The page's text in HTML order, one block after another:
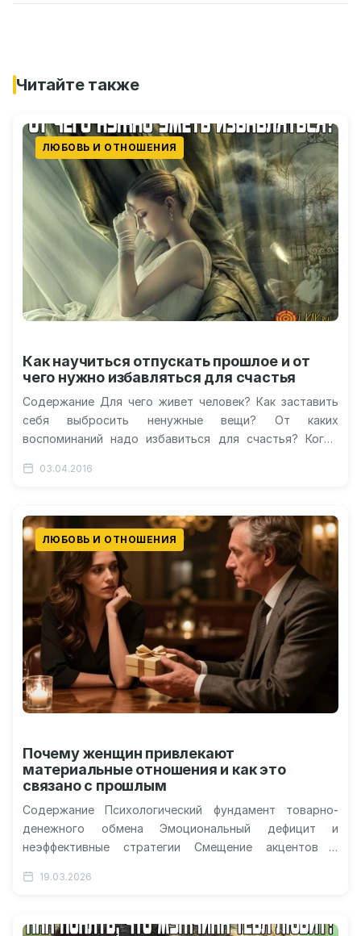
Читайте также
ЛЮБОВЬ И ОТНОШЕНИЯ
Как научиться отпускать прошлое и от
чего нужно избавляться для счастья
Содержание Для чего живет человек? Как заставить
себя выбросить ненужные вещи? От каких
воспоминаний надо избавиться для счастья? Когда
03.04.2016
ЛЮБОВЬ И ОТНОШЕНИЯ
Почему женщин привлекают
материальные отношения и как это
связано с прошлым
Содержание Психологический фундамент товарно-
денежного обмена Эмоциональный дефицит и
неэффективные стратегии Смещение акцентов с
В исследовании, охватившем 500…
19.03.2026